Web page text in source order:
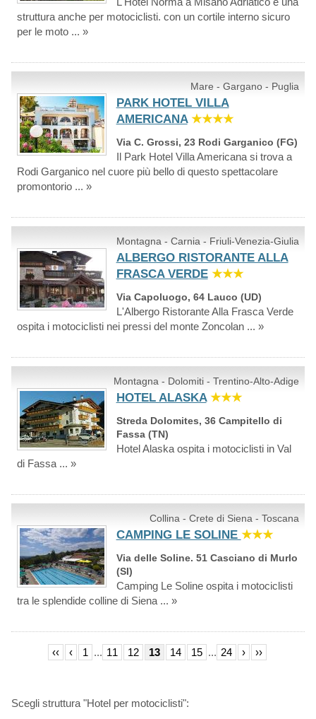
struttura anche per motociclisti. con un cortile interno sicuro
per le moto ... »
Mare - Gargano - Puglia
PARK HOTEL VILLA
AMERICANA ★★★★
Via C. Grossi, 23 Rodi Garganico (FG)
Il Park Hotel Villa Americana si trova a
Rodi Garganico nel cuore più bello di questo spettacolare
promontorio ... »
Montagna - Carnia - Friuli-Venezia-Giulia
ALBERGO RISTORANTE ALLA
FRASCA VERDE ★★★
Via Capoluogo, 64 Lauco (UD)
L'Albergo Ristorante Alla Frasca Verde
ospita i motociclisti nei pressi del monte Zoncolan ... »
Montagna - Dolomiti - Trentino-Alto-Adige
HOTEL ALASKA ★★★
Streda Dolomites, 36 Campitello di
Fassa (TN)
Hotel Alaska ospita i motociclisti in Val
di Fassa ... »
Collina - Crete di Siena - Toscana
CAMPING LE SOLINE ★★★
Via delle Soline. 51 Casciano di Murlo
(SI)
Camping Le Soline ospita i motociclisti
tra le splendide colline di Siena ... »
‹‹ ‹ 1 ... 11 12 13 14 15 ... 24 › ››
Scegli struttura "Hotel per motociclisti":